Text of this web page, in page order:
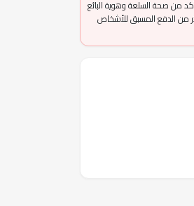
من صحة السلعة وهوية البائع
من الدفع المسبق للأشخاص